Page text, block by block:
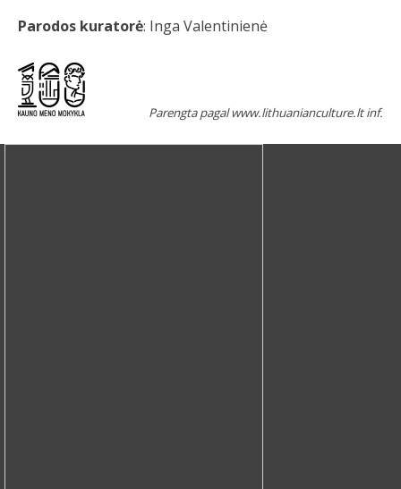
Parodos kuratorė: Inga Valentinienė
Parengta pagal www.lithuanianculture.lt inf.